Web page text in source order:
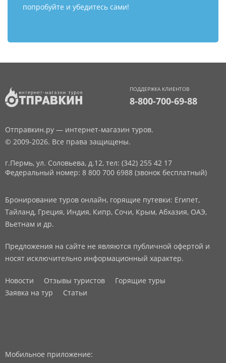
попробуйте и убедитесь сами!
ПОДДЕРЖКА КЛИЕНТОВ
8-800-700-69-88
Отправкин.ру — интернет-магазин туров.
© 2009-2026. Все права защищены.
г.Пермь, ул. Соловьева, д.12, тел: (342) 255 42 17
Федеральный номер: 8 800 700 6988 (звонок бесплатный)
Бронирование туров онлайн, горящие путевки: Египет,
Тайланд, Греция, Индия, Кипр, Сочи, Крым, Абхазия, ОАЭ,
Вьетнам и др.
Предложения на сайте не являются публичной офертой и
носят исключительно информационный характер.
Новости Отзывы туристов
Горящие туры
Заявка на тур
Статьи
Мобильное приложение: